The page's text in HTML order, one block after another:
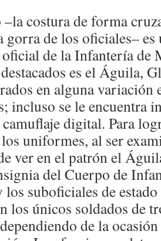
costura de forma
gorra de los oficiales–
de la Infantería de
es el Águila,
en alguna variación
incluso se le encuentra
digital. Para
uniformes, al ser
ver en el patrón el
del Cuerpo de
los suboficiales de
los únicos soldados de
de la